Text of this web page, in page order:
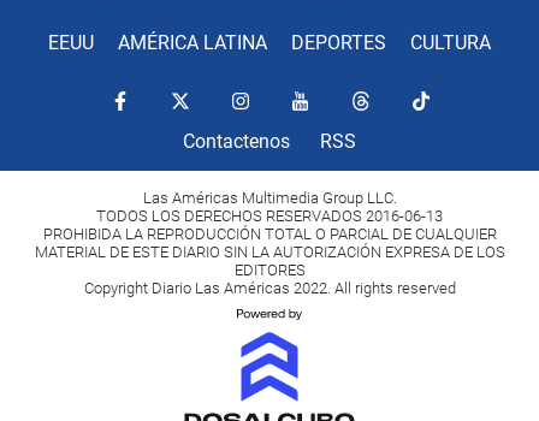
EEUU AMÉRICA LATINA DEPORTES CULTURA
Contactenos RSS
Las Américas Multimedia Group LLC.
TODOS LOS DERECHOS RESERVADOS 2016-06-13
PROHIBIDA LA REPRODUCCIÓN TOTAL O PARCIAL DE CUALQUIER
MATERIAL DE ESTE DIARIO SIN LA AUTORIZACIÓN EXPRESA DE LOS
EDITORES
Copyright Diario Las Américas 2022. All rights reserved